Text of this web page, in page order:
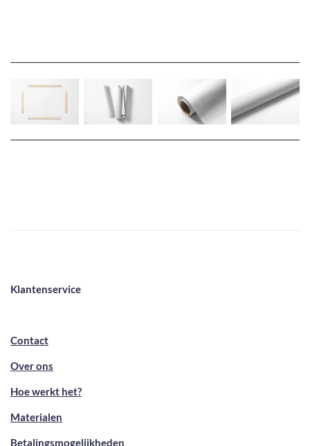
Klantenservice
Contact
Over ons
Hoe werkt het?
Materialen
Betalingsmogelijkheden